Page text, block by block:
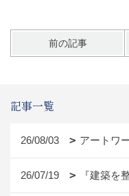
前の記事
記事一覧
26/08/03 アートワ
26/07/19 『建築を